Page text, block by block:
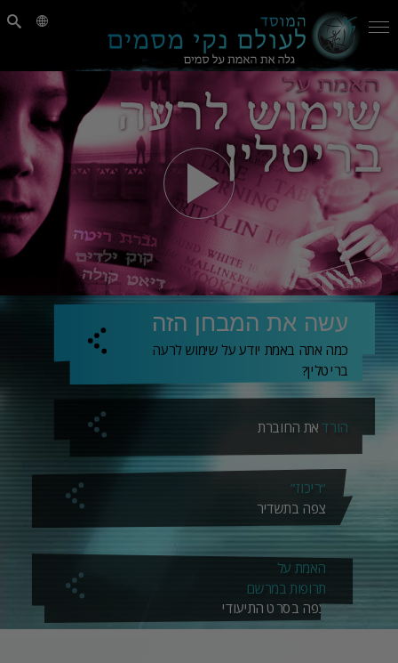
עשה את המבחן הזה
כמה אתה באמת יודע על שימוש לרעה
בריטלין?
הורדאת החוברת
“ריכוז”
צפה בתשדיר
האמת על
תרופות במרשם
צפה בסרט התיעודי